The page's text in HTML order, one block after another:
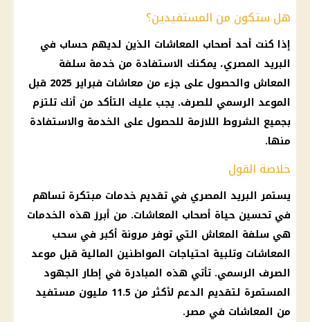
هل ستكون من المستفيدين؟
إذا كنت أحد أصحاب المعاشات الذين لديهم حساب في
البريد المصري، يمكنك الاستفادة من خدمة سلفة
المعاش والحصول على جزء من معاشات
فبراير 2025 قبل
الموعد الرسمي للصرف. يجب عليك التأكد من أنك تلتزم
بجميع الشروط اللازمة للحصول على الخدمة والاستفادة
منها.
خلاصة القول
يستمرالبريد المصري في تقديم خدمات مبتكرة تساهم
في تحسين حياة أصحاب المعاشات. من أبرز هذه الخدمات
هي سلفة المعاش التي توفر مرونة أكبر في سحب
المعاشات وتلبية احتياجات المواطنين المالية قبل موعد
الصرف الرسمي. تأتي هذه المبادرة في إطار الجهود
المستمرة لتقديم الدعم لأكثر من 11.5 مليون مستفيد
من المعاشات في مصر.